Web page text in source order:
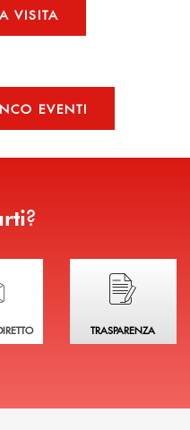
VISITA
EVENTI
?
di assistenza immediata?
Hai bisogno di
TRASPARENZA